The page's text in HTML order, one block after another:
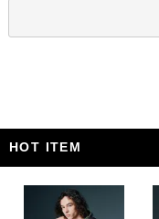
HOT ITEM